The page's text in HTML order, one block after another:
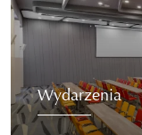
Wydarzenia